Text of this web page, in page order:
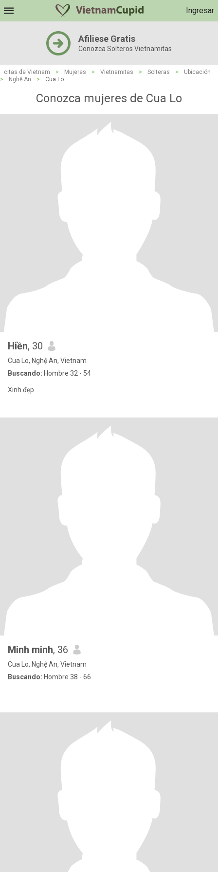
Ingresar
Afiliese Gratis
Conozca Solteros Vietnamitas
citas de Vietnam > Mujeres > Vietnamitas > Solteras >
Ubicación
>
Nghệ An > Cua Lo
Conozca mujeres de Cua Lo
Hiền, 30
Cua Lo, Nghệ An, Vietnam
Buscando: Hombre 32 - 54
Xinh đẹp
Minh minh, 36
Cua Lo, Nghệ An, Vietnam
Buscando: Hombre 38 - 66